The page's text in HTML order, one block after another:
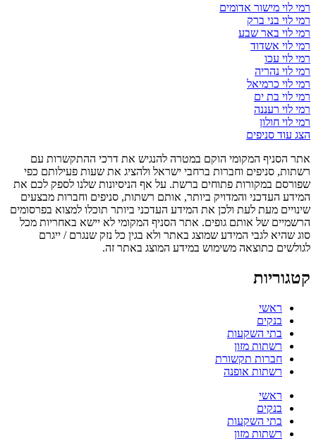
רמי לוי מישור אדומים
רמי לוי בני ברק
רמי לוי באר שבע
רמי לוי אשדוד
רמי לוי עכו
רמי לוי נהריה
רמי לוי כרמיאל
רמי לוי בת ים
רמי לוי רעננה
רמי לוי חולון
הצג עוד סניפים
אתר הסניף המקומי הוקם במטרה להנגיש את דרכי ההתקשרות עם
רשתות, סניפים וחברות ברחבי ישראל ולהציג את שעות פעילותם כפי
שפורסם במקורות פתוחים ברשת. על אף הניסיונות שלנו לספק לכם את
המידע העדכני והמדויק ביותר, אותם רשתות, סניפים וחברות מבצעים
שינויים מעת לעת ולכן את המידע העדכני ביותר תוכלו למצוא בפרסומים
הרשמיים של אותם גופים. אתר הסניף המקומי לא יישא באחריות מכל
סוג שהיא לגבי המידע שמוצג באתר ולא בגין כל נזק שנגרם / ייגרם
לגולשים כתוצאה משימוש במידע המוצג באתר זה.
קטגוריות
ראשי
בנקים
בתי השקעות
רשתות מזון
חברות תקשורת
רשתות אופנה
ראשי
בנקים
בתי השקעות
רשתות מזון